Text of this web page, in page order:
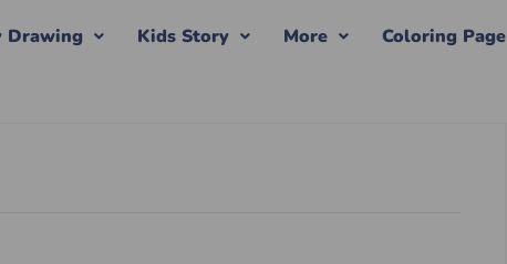
Drawing Kids Story More Coloring Page